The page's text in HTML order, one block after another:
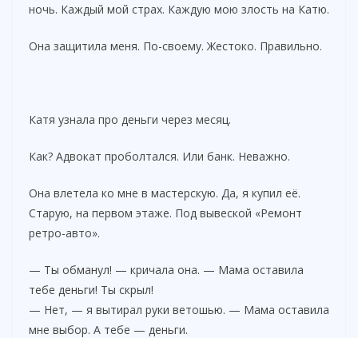
ночь. Каждый мой страх. Каждую мою злость на Катю.
Она защитила меня. По-своему. Жестоко. Правильно.
Катя узнала про деньги через месяц.
Как? Адвокат проболтался. Или банк. Неважно.
Она влетела ко мне в мастерскую. Да, я купил её.
Старую, на первом этаже. Под вывеской «Ремонт
ретро-авто».
— Ты обманул! — кричала она. — Мама оставила
тебе деньги! Ты скрыл!
— Нет, — я вытирал руки ветошью. — Мама оставила
мне выбор. А тебе — деньги.